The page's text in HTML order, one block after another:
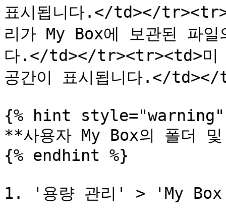
표시됩니다.</td></
리가 My Box에 보관된 파
다.</td></tr><tr><td>미
공간이 표시됩니다.</
{% hint style="warning"
**사용자 My Box의 폴더
{% endhint %}
1. '용량 관리' > 'My Box